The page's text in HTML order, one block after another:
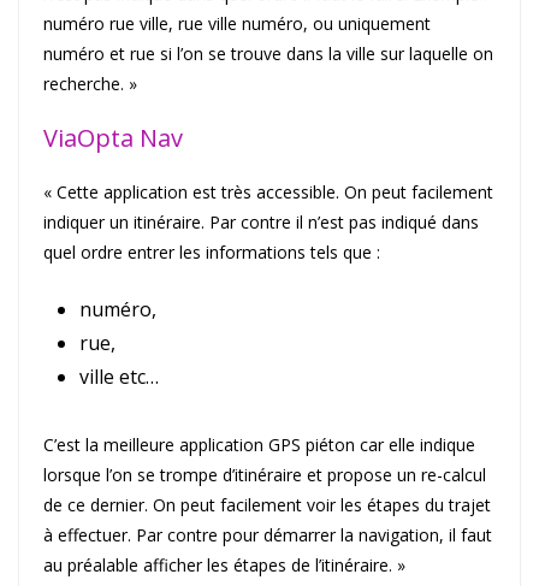
numéro rue ville, rue ville numéro, ou uniquement
numéro et rue si l’on se trouve dans la ville sur laquelle on
recherche. »
ViaOpta Nav
« Cette application est très accessible. On peut facilement
indiquer un itinéraire. Par contre il n’est pas indiqué dans
quel ordre entrer les informations tels que :
numéro,
rue,
ville etc…
C’est la meilleure application GPS piéton car elle indique
lorsque l’on se trompe d’itinéraire et propose un re-calcul
de ce dernier. On peut facilement voir les étapes du trajet
à effectuer. Par contre pour démarrer la navigation, il faut
au préalable afficher les étapes de l’itinéraire. »